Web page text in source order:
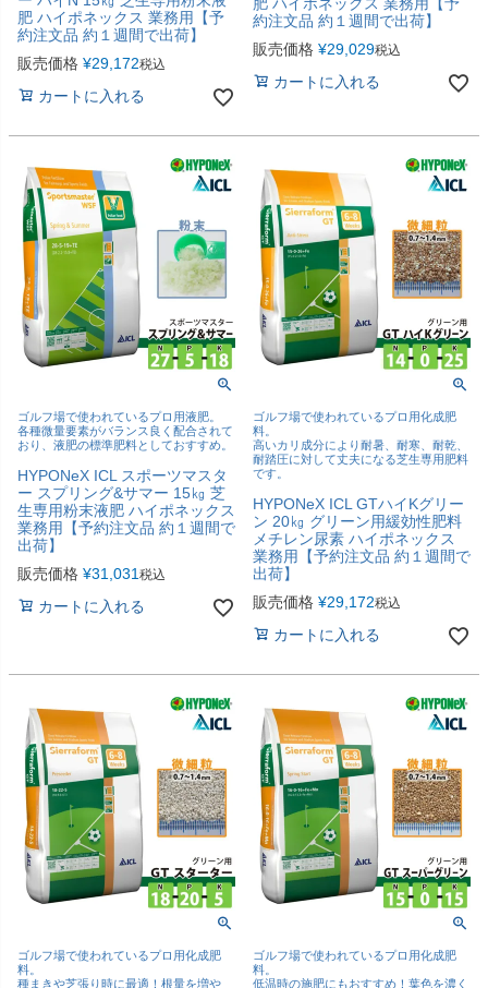
肥 ハイポネックス 業務用【予
約注文品 約１週間で出荷】
販売価格 ¥29,172税込
カートに入れる
約注文品 約１週間で出荷】
販売価格 ¥29,029税込
カートに入れる
ゴルフ場で使われているプロ用液肥。
各種微量要素がバランス良く配合されて
おり、液肥の標準肥料としておすすめ。
HYPONeX ICL スポーツマスタ
ー スプリング&サマー 15㎏ 芝
生専用粉末液肥 ハイポネックス
業務用【予約注文品 約１週間で
出荷】
販売価格 ¥31,031 税込
カートに入れる
ゴルフ場で使われているプロ用化成肥
料。
高いカリ成分により耐暑、耐寒、耐乾、
耐踏圧に対して丈夫になる芝生専用肥料
です。
HYPONeX ICL GTハイKグリー
ン 20㎏ グリーン用緩効性肥料
メチレン尿素 ハイポネックス
業務用【予約注文品 約１週間で
出荷】
販売価格 ¥29,172税込
カートに入れる
ゴルフ場で使われているプロ用化成肥
料。
種まきや芝張り時に最適！根量を増や
ゴルフ場で使われているプロ用化成肥
料。
低温時の施肥にもおすすめ！葉色を濃く